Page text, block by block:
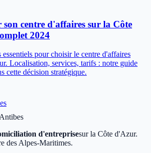
centre d'affaires sur la Côte
2024
pour choisir le centre d'affaires
Localisation, services, tarifs : notre guide
cette décision stratégique.
d'entreprisesur la Côte d'Azur.
des Alpes-Maritimes.